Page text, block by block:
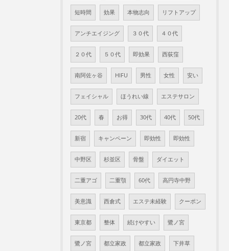
短時間 効果 本物志向 リフトアップ
アンチエイジング ３０代 ４０代
２０代 ５０代 即効果 西荻窪
南阿佐ヶ谷 HIFU 男性 女性 安い
フェイシャル ほうれい線 エステサロン
20代 春 お得 30代 40代 50代
新宿 キャンペーン 即効性 即効性
中野区 杉並区 骨盤 ダイエット
二重アゴ 二重顎 60代 高円寺中野
美意識 西倉式 エステ未経験 クーポン
東京都 整体 続けやすい 鷺ノ宮
鷺ノ宮 都立家政 都立家政 下井草